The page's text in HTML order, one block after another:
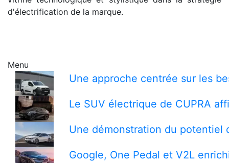
d'électrification de la marque.
Menu
Une approche centrée sur les
Le SUV électrique de CUPRA
Une démonstration du potentiel
Google, One Pedal et V2L